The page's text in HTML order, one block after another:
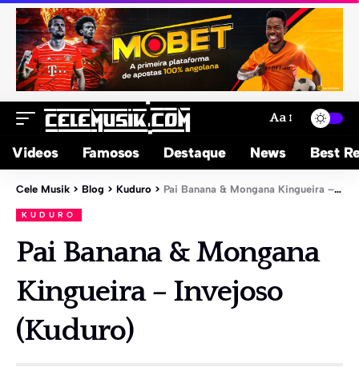
Aa
Videos Famosos Destaque News Best
Cele Musik > Blog > Kuduro > Pai Banana & Mongana Kingueira – Invejoso (Kuduro)
KUDURO
Pai Banana & Mongana
Kingueira – Invejoso
(Kuduro)